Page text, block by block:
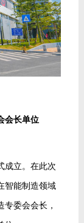
会长单位
成立。在此次
智能制造领域
委会会长，